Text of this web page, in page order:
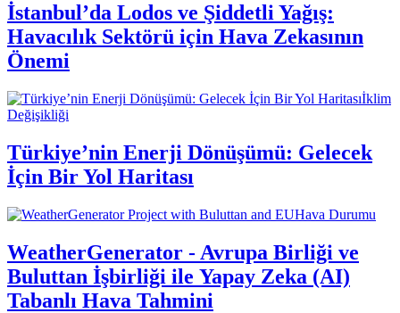
İstanbul’da Lodos ve Şiddetli Yağış:
Havacılık Sektörü için Hava Zekasının
Önemi
İklim
Değişikliği
Türkiye’nin Enerji Dönüşümü: Gelecek
İçin Bir Yol Haritası
Hava Durumu
WeatherGenerator - Avrupa Birliği ve
Buluttan İşbirliği ile Yapay Zeka (AI)
Tabanlı Hava Tahmini